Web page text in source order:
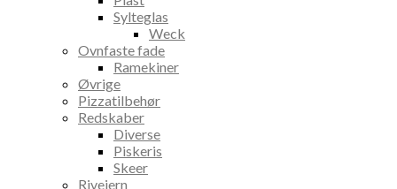
Sylteglas
Weck
Ovnfaste fade
Ramekiner
Øvrige
Pizzatilbehør
Redskaber
Diverse
Piskeris
Skeer
Rivejern